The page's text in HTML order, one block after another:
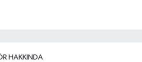
HAKKINDA